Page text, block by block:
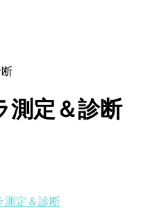
測定＆診断
測定＆診断